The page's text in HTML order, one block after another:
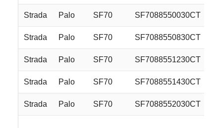
Strada Palo SF70 SF7088550030CT
Strada Palo SF70 SF7088550830CT
Strada Palo SF70 SF7088551230CT
Strada Palo SF70 SF7088551430CT
Strada Palo SF70 SF7088552030CT